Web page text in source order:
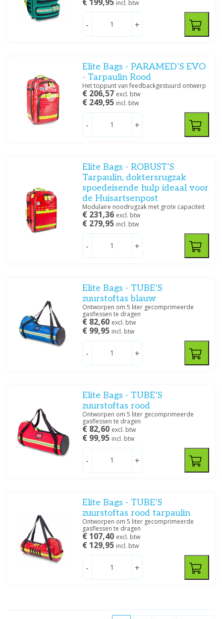
incl. btw
- +
Elite Bags - PARAMED’S EVO
- Tarpaulin Rood
Het toppunt van feedbackgestuurd ontwerp
€ 206,57 excl. btw
€ 249,95 incl. btw
- +
Elite Bags - ROBUST’S
Tarpaulin, doktersrugzak
spoedeisende hulp ideaal voor
de Huisartsenpost
Modulaire noodrugzak met grote capaciteit
€ 231,36 excl. btw
€ 279,95 incl. btw
- +
Elite Bags - TUBE’S
zuurstoftas blauw
Ontworpen om 5 liter gecomprimeerde
gasflessen te dragen
€ 82,60 excl. btw
€ 99,95 incl. btw
- +
Elite Bags - TUBE’S
zuurstoftas rood
Ontworpen om 5 liter gecomprimeerde
gasflessen te dragen
€ 82,60 excl. btw
€ 99,95 incl. btw
- +
Elite Bags - TUBE’S
zuurstoftas rood tarpaulin
Ontworpen om 5 liter gecomprimeerde
gasflessen te dragen
€ 107,40 excl. btw
€ 129,95 incl. btw
- +